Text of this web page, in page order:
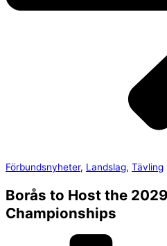
Förbundsnyheter, Landslag, Tävling
Borås to Host the
Championships